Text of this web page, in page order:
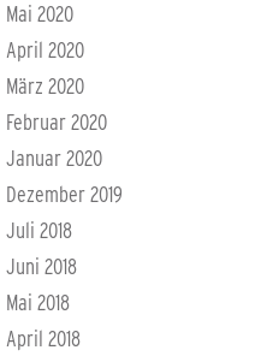
Mai 2020
April 2020
März 2020
Februar 2020
Januar 2020
Dezember 2019
Juli 2018
Juni 2018
Mai 2018
April 2018